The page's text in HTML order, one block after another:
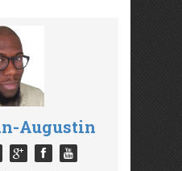
Augustin